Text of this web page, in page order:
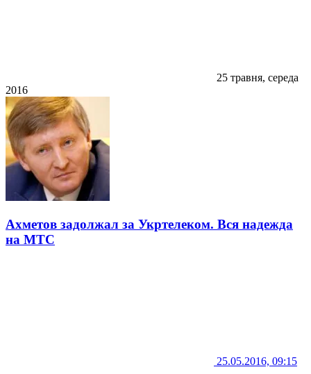
25 травня, середа
2016
Ахметов задолжал за Укртелеком. Вся надежда
на МТС
25.05.2016, 09:15